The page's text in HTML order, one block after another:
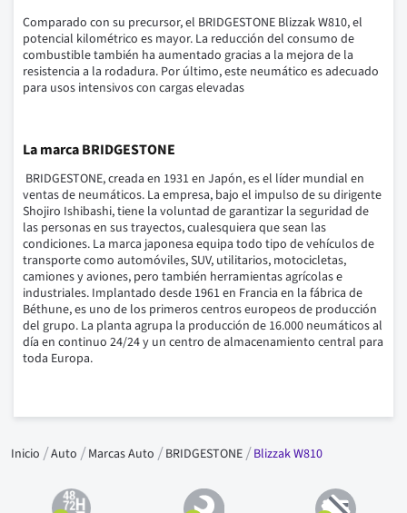
Comparado con su precursor, el BRIDGESTONE Blizzak W810, el
potencial kilométrico es mayor. La reducción del consumo de
combustible también ha aumentado gracias a la mejora de la
resistencia a la rodadura. Por último, este neumático es adecuado
para usos intensivos con cargas elevadas
La marca BRIDGESTONE
BRIDGESTONE, creada en 1931 en Japón, es el líder mundial en
ventas de neumáticos. La empresa, bajo el impulso de su dirigente
Shojiro Ishibashi, tiene la voluntad de garantizar la seguridad de
las personas en sus trayectos, cualesquiera que sean las
condiciones. La marca japonesa equipa todo tipo de vehículos de
transporte como automóviles, SUV, utilitarios, motocicletas,
camiones y aviones, pero también herramientas agrícolas e
industriales. Implantado desde 1961 en Francia en la fábrica de
Béthune, es uno de los primeros centros europeos de producción
del grupo. La planta agrupa la producción de 16.000 neumáticos al
día en continuo 24/24 y un centro de almacenamiento central para
toda Europa.
Inicio Auto Marcas Auto BRIDGESTONE Blizzak W810